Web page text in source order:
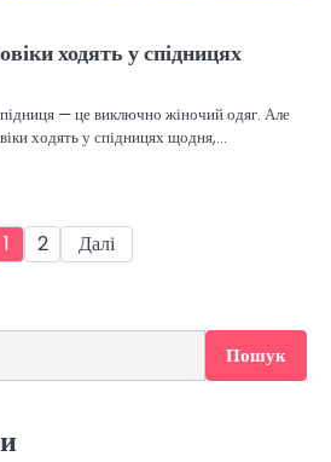
ходять у спідницях
— це виключно жіночий одяг. Але
ходять у спідницях щодня,…
Пагінація
1 2 Далі
Пошук